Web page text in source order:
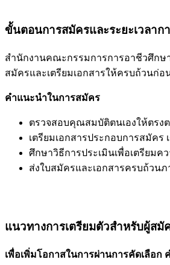
ขั้นตอนการสมัครและระยะเวลาก
สำนักงานคณะกรรมการการอาชีวศึกษ
สมัครและเตรียมเอกสารให้ครบถ้วนก่
คำแนะนำในการสมัคร
ตรวจสอบคุณสมบัติตนเองให้ตรง
เตรียมเอกสารประกอบการสมัค
ศึกษาวิธีการประเมินเพื่อเตรียม
ส่งใบสมัครและเอกสารครบถ้วน
แนวทางการเตรียมตัวสำหรับผู้ส
เพื่อเพิ่มโอกาสในการผ่านการคัดเลือ